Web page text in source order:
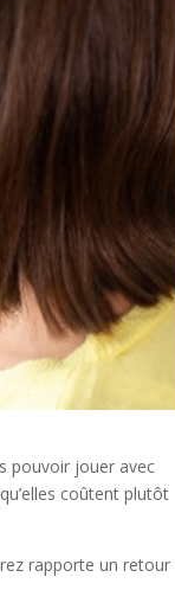
pouvoir jouer avec
coûtent plutôt
rapporte un retour